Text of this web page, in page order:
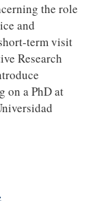
the role
and
term visit
Research
on a PhD at